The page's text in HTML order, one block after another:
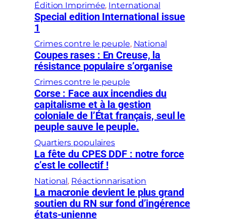
Édition Imprimée, International
Special edition International issue
1
Crimes contre le peuple, National
Coupes rases : En Creuse, la
résistance populaire s’organise
Crimes contre le peuple
Corse : Face aux incendies du
capitalisme et à la gestion
coloniale de l’État français, seul le
peuple sauve le peuple.
Quartiers populaires
La fête du CPES DDF : notre force
c’est le collectif !
National , Réactionnarisation
La macronie devient le plus grand
soutien du RN sur fond d’ingérence
états-unienne